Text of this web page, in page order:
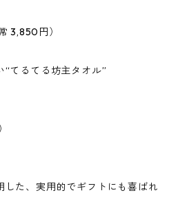
3,850円）
てるてる坊主タオル”
た、実用的でギフトにも喜ばれ